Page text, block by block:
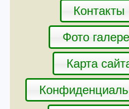
Контакты
Фото
Карта